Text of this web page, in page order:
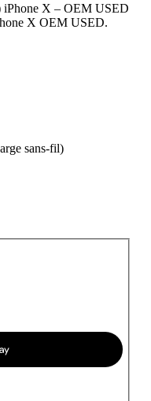
iPhone X – OEM USED
X OEM USED.
sans-fil)